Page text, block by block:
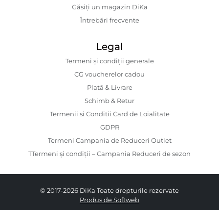
Găsiți un magazin DiKa
Întrebări frecvente
Legal
Termeni și condiții generale
CG voucherelor cadou
Plată & Livrare
Schimb & Retur
Termenii si Conditii Card de Loialitate
GDPR
Termeni Campania de Reduceri Outlet
TTermeni și condiții – Campania Reduceri de sezon
© 2017-2026 DiKa Toate drepturile rezervate
Produs de Softweb